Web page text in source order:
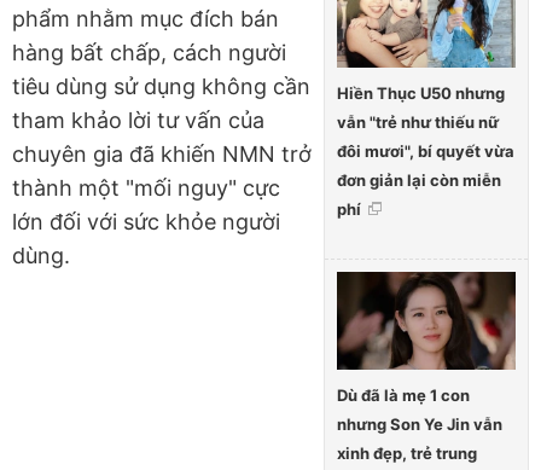
Hiền Thục U50 nhưng
vẫn "trẻ như thiếu nữ
đôi mươi", bí quyết vừa
đơn giản lại còn miễn
phí
Dù đã là mẹ 1 con
nhưng Son Ye Jin vẫn
xinh đẹp, trẻ trung
phẩm nhằm mục đích bán
hàng bất chấp, cách người
tiêu dùng sử dụng không cần
tham khảo lời tư vấn của
chuyên gia đã khiến NMN trở
thành một "mối nguy" cực
lớn đối với sức khỏe người
dùng.